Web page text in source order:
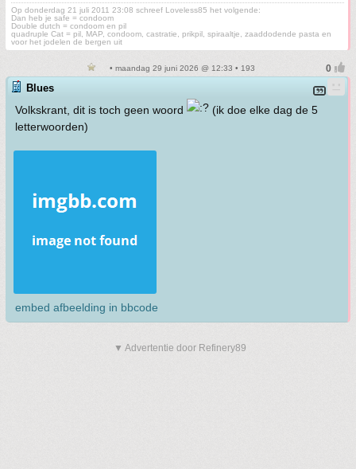
Op donderdag 21 juli 2011 23:08 schreef Loveless85 het volgende:
Dan heb je safe = condoom
Double dutch = condoom en pil
quadruple Cat = pil, MAP, condoom, castratie, prikpil, spiraaltje, zaaddodende pasta en
voor het jodelen de bergen uit
• maandag 29 juni 2026 @ 12:33 • 193
Blues
Volkskrant, dit is toch geen woord
(ik doe elke dag de 5
letterwoorden)
embed afbeelding in bbcode
▼ Advertentie door Refinery89